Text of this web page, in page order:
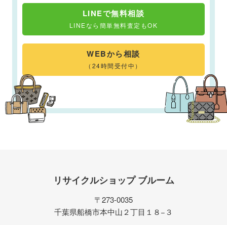
LINEで無料相談
LINEなら簡単無料査定もOK
WEBから相談
（24時間受付中）
リサイクルショップ ブルーム
〒273-0035
千葉県船橋市本中山２丁目１８−３